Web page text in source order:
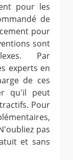
pour les
de
pour
sont
Par
experts en
de ces
qu'il peut
Pour
pas
et sans